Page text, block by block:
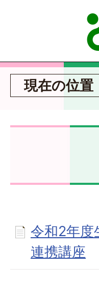
現在の位置
令和2年度
連携講座